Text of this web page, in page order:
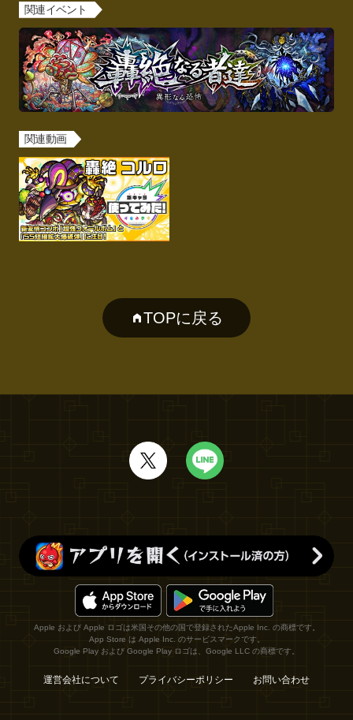
関連イベント
関連動画
TOPに戻る
Apple および Apple ロゴは米国その他の国で登録されたApple Inc. の商標です。
App Store は Apple Inc. のサービスマークです。
Google Play および Google Play ロゴは、Google LLC の商標です。
運営会社について プライバシーポリシー お問い合わせ